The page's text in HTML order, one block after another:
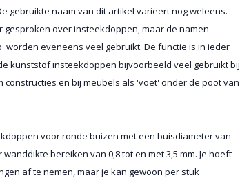
gebruikte naam van dit artikel varieert nog weleens.
gesproken over insteekdoppen, maar de namen
eveneens veel gebruikt. De functie is in ieder
kunststof insteekdoppen bijvoorbeeld veel gebruikt bij
constructies en bij meubels als 'voet' onder de poot van
voor ronde buizen met een buisdiameter van
wanddikte bereiken van 0,8 tot en met 3,5 mm. Je hoeft
af te nemen, maar je kan gewoon per stuk